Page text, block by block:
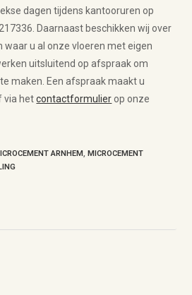
dagen tijdens kantooruren op
Daarnaast beschikken wij over
u al onze vloeren met eigen
uitsluitend op afspraak om
maken. Een afspraak maakt u
via hetcontactformulierop onze
ARNHEM, MICROCEMENT